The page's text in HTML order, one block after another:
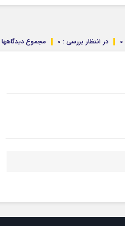
مجموع دیدگاهها در انتظار بررسی : 0